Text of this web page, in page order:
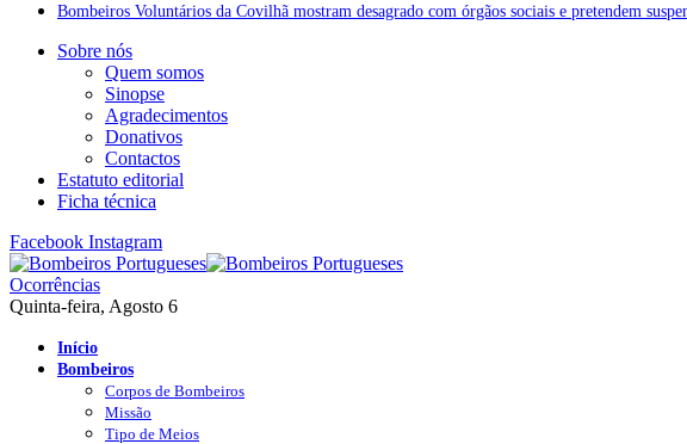
Bombeiros Voluntários da Covilhã mostram desagrado com órgãos sociais e pretendem
Sobre nós
Quem somos
Sinopse
Agradecimentos
Donativos
Contactos
Estatuto editorial
Ficha técnica
Facebook Instagram
Ocorrências
Quinta-feira, Agosto 6
Início
Bombeiros
Corpos de Bombeiros
Missão
Tipo de Meios